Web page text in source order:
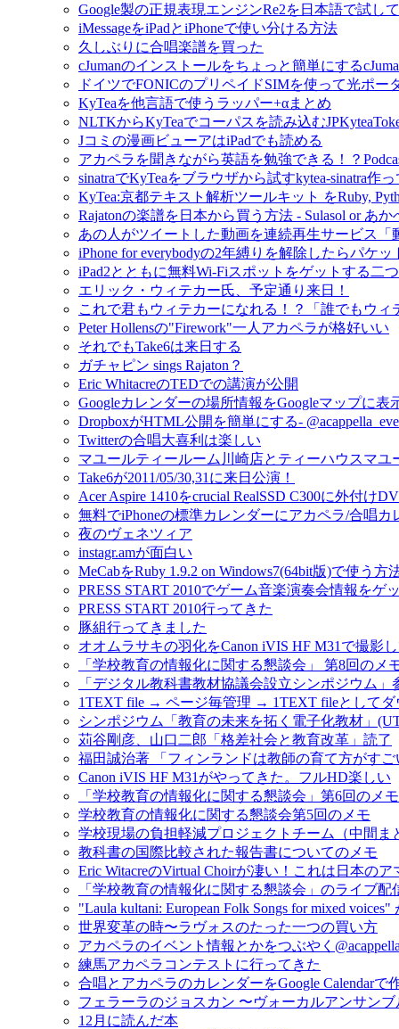
Google製の正規表現エンジンRe2を日本語で試し
iMessageをiPadとiPhoneで使い分ける方法
久しぶりに合唱楽譜を買った
cJumanのインストールをちょっと簡単にする
ドイツでFONICのプリペイドSIMを使って光ポー
KyTeaを他言語で使うラッパー+αまとめ
NLTKからKyTeaでコーパスを読み込む
Jコミの漫画ビューアはiPadでも読める
アカペラを聞きながら英語を勉強できる！？
sinatraでKyTeaをブラウザから試すkytea-sinatra作
KyTea:京都テキスト解析ツールキット をRuby,
Rajatonの楽譜を日本から買う方法 - Sulasol or あ
あの人がツイートした動画を連続再生サービス
iPhone for everybodyの2年縛りを解除したらパケ
iPad2とともに無料Wi-Fiスポットをゲットする二
エリック・ウィテカー氏、予定通り来日！
これで君もウィテカーになれる！？「誰でもウィ
Peter Hollensの"Firework"一人アカペラが格好いい
それでもTake6は来日する
ガチャピン sings Rajaton？
Eric WhitacreのTEDでの講演が公開
Googleカレンダーの場所情報をGoogleマップに表
DropboxがHTML公開を簡単にする-
Twitterの合唱大喜利は楽しい
マユールティールーム川崎店とティーハウスマユ
Take6が2011/05/30,31に来日公演！
Acer Aspire 1410をcrucial RealSSD C300に外付け
無料でiPhoneの標準カレンダーにアカペラ/合唱
夜のヴェネツィア
instagr.amが面白い
MeCabをRuby 1.9.2 on Windows7(64bit版)で使う方
PRESS START 2010でゲーム音楽演奏会情報をゲ
PRESS START 2010行ってきた
豚組行ってきました
オオムラサキの羽化をCanon iVIS HF M31で撮影
「学校教育の情報化に関する懇談会」 第8回のメ
「デジタル教科書教材協議会設立シンポジウム」
1TEXT file → ページ毎管理 → 1TEXT fileとしてダ
シンポジウム「教育の未来を拓く電子化教材」
苅谷剛彦、山口二郎「格差社会と教育改革」読了
福田誠治著 「フィンランドは教師の育て方がす
Canon iVIS HF M31がやってきた。フルHD楽しい
「学校教育の情報化に関する懇談会」第6回のメ
学校教育の情報化に関する懇談会第5回のメモ
学校現場の負担軽減プロジェクトチーム（中間ま
教科書の国際比較された報告書についてのメモ
Eric WitacreのVirtual Choirが凄い！これは日本の
「学校教育の情報化に関する懇談会」のライブ
"Laula kultani: European Folk Songs for mixed
世界変革の時〜ラヴォスのたった一つの買い方
アカペラのイベント情報とかをつぶやく
練馬アカペラコンテストに行ってきた
合唱とアカペラのカレンダーをGoogle Calendarで
フェラーラのジョスカン 〜ヴォーカルアンサン
12月に読んだ本